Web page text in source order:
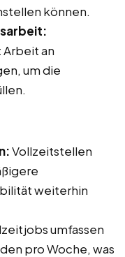
können.
an
um die
Vollzeitstellen
weiterhin
umfassen
pro Woche, was